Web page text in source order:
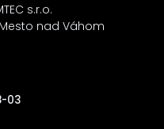
s.r.o.
Mesto nad Váhom
03